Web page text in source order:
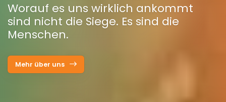
Worauf es uns wirklich ankommt
sind nicht die Siege. Es sind die
Menschen.
Mehr über uns